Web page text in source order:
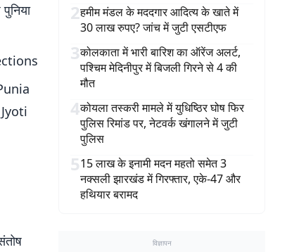
2हमीम मंडल के मददगार आदित्य के खाते में
30 लाख रुपए? जांच में जुटी एसटीएफ
3कोलकाता में भारी बारिश का ऑरेंज अलर्ट,
पश्चिम मेदिनीपुर में बिजली गिरने से 4 की
मौत
4कोयला तस्करी मामले में युधिष्ठिर घोष फिर
पुलिस रिमांड पर, नेटवर्क खंगालने में जुटी
पुलिस
515 लाख के इनामी मदन महतो समेत 3
नक्सली झारखंड में गिरफ्तार, एके-47 और
हथियार बरामद
विज्ञापन